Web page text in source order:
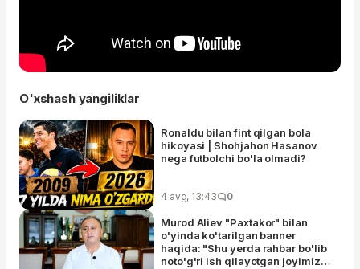
O'xshash yangiliklar
Ronaldu bilan fint qilgan bola
hikoyasi | Shohjahon Hasanov
nega futbolchi bo'la olmadi?
4 avg, 13:43 0
Murod Aliev "Paxtakor" bilan
o'yinda ko'tarilgan banner
haqida: "Shu yerda rahbar bo'lib
noto'g'ri ish qilayotgan joyimiz